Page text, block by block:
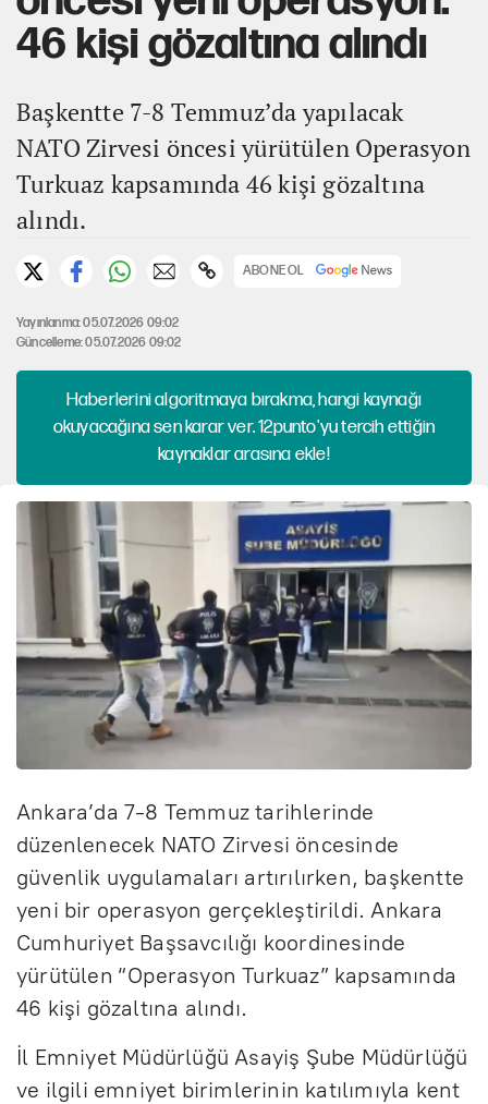
46 kişi gözaltına alındı
Başkentte 7-8 Temmuz’da yapılacak
NATO Zirvesi öncesi yürütülen Operasyon
Turkuaz kapsamında 46 kişi gözaltına
alındı.
ABONE OL
Yayınlanma: 05.07.2026 09:02
Güncelleme: 05.07.2026 09:02
Haberlerini algoritmaya bırakma, hangi kaynağı
okuyacağına sen karar ver. 12punto'yu tercih ettiğin
kaynaklar arasına ekle!
Ankara’da 7-8 Temmuz tarihlerinde
düzenlenecek NATO Zirvesi öncesinde
güvenlik uygulamaları artırılırken, başkentte
yeni bir operasyon gerçekleştirildi. Ankara
Cumhuriyet Başsavcılığı koordinesinde
yürütülen “Operasyon Turkuaz” kapsamında
46 kişi gözaltına alındı.
İl Emniyet Müdürlüğü Asayiş Şube Müdürlüğü
ve ilgili emniyet birimlerinin katılımıyla kent